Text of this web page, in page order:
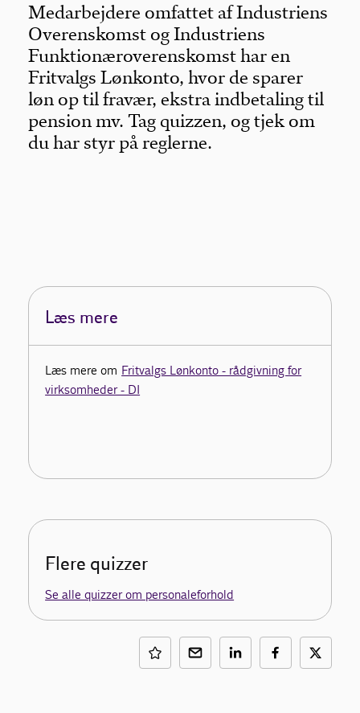
Medarbejdere omfattet af Industriens
Overenskomst og Industriens
Funktionæroverenskomst har en
Fritvalgs Lønkonto, hvor de sparer
løn op til fravær, ekstra indbetaling til
pension mv. Tag quizzen, og tjek om
du har styr på reglerne.
Læs mere
Læs mere om Fritvalgs Lønkonto - rådgivning for
virksomheder - DI
Flere quizzer
Se alle quizzer om personaleforhold